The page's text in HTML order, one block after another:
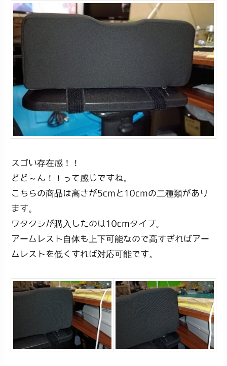
スゴい存在感！！
どど～ん！！って感じですね。
こちらの商品は高さが5cmと10cmの二種類があり
ます。
ワタクシが購入したのは10cmタイプ。
アームレスト自体も上下可能なので高すぎればアー
ムレストを低くすれば対応可能です。